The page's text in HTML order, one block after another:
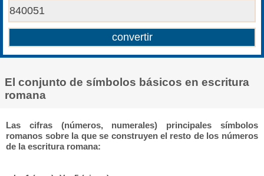
El conjunto de símbolos básicos en escritura
romana
Las cifras (números, numerales) principales símbolos
romanos sobre la que se construyen el resto de los números
de la escritura romana: